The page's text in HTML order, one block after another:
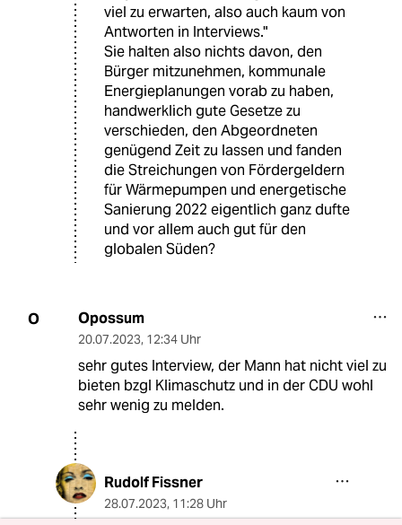
viel zu erwarten, also auch kaum von
Antworten in Interviews."
Sie halten also nichts davon, den
Bürger mitzunehmen, kommunale
Energieplanungen vorab zu haben,
handwerklich gute Gesetze zu
verschieden, den Abgeordneten
genügend Zeit zu lassen und fanden
die Streichungen von Fördergeldern
für Wärmepumpen und energetische
Sanierung 2022 eigentlich ganz dufte
und vor allem auch gut für den
globalen Süden?
O Opossum
20.07.2023, 12:34 Uhr
sehr gutes Interview, der Mann hat nicht viel zu
bieten bzgl Klimaschutz und in der CDU wohl
sehr wenig zu melden.
Rudolf Fissner
28.07.2023, 11:28 Uhr